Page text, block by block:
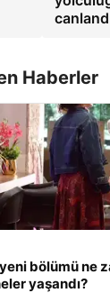
Haberler
bölümü ne
yaşandı?